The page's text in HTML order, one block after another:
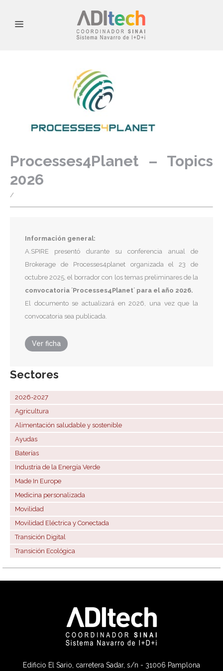
Processes4Planet – Topics
2026
/
Información general:
A.SPIRE presentó durante su conferencia anual de
Brokerage de Processes4planet organizada el 23 de
octubre 2025, el borrador con los temas preliminares de la
convocatoria ´Processes4Planet´ para el año 2026.
El documento se actualizará en 2026, una vez que la
convocatoria sea publicada.
Ver ficha
Sectores
2026-2027
Agricultura
Alimentación saludable y sostenible
Ayudas
Baterías
Industria de la Energía Verde
Made In Europe
Medicina personalizada
Movilidad
Movilidad Eléctrica y Conectada
Transición Digital
Transición Ecológica
Edificio El Sario, carretera Sadar, s/n - 31006 Pamplona